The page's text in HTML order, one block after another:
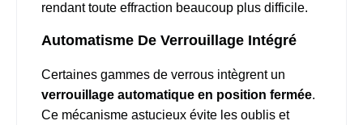
rendant toute effraction beaucoup plus difficile.
Automatisme De Verrouillage Intégré
Certaines gammes de verrous intègrent un
verrouillage automatique en position fermée.
Ce mécanisme astucieux évite les oublis et